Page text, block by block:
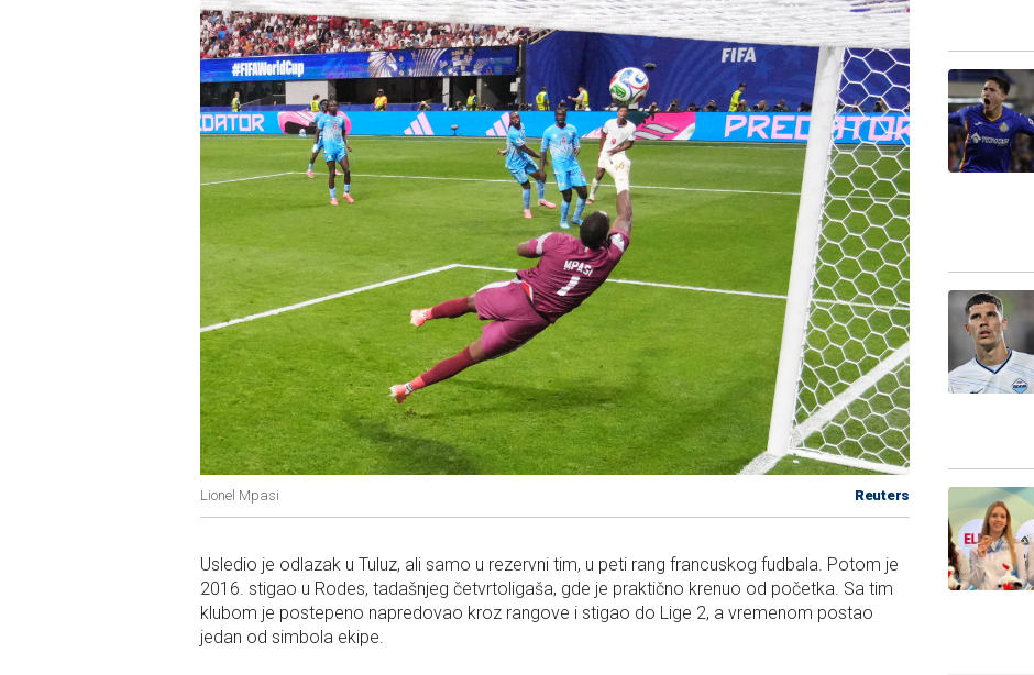
Lionel Mpasi Reuters
Usledio je odlazak u Tuluz, ali samo u rezervni tim, u peti rang francuskog fudbala. Potom je
2016. stigao u Rodes, tadašnjeg četvrtoligaša, gde je praktično krenuo od početka. Sa tim
klubom je postepeno napredovao kroz rangove i stigao do Lige 2, a vremenom postao
jedan od simbola ekipe.